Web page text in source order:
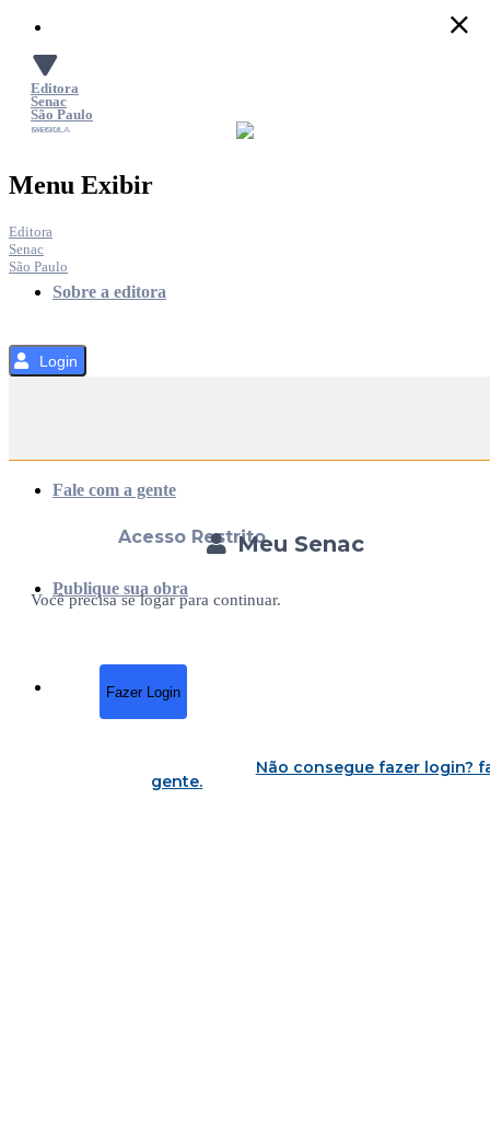
o
Conteúdo
Editora
Senac
São Paulo
SACOLA
MENU
Menu Exibir
Editora
Senac
São Paulo
Sobre a editora
Fale com a gente
Publique sua obra
Login
Meu Senac
Acesso Restrito
Você precisa se logar para continuar.
Fazer Login
Não consegue fazer login?
gente.